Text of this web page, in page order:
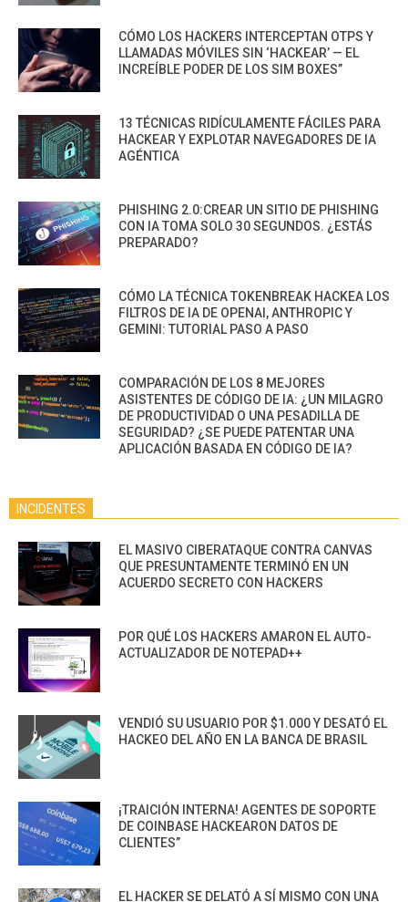
CÓMO LOS HACKERS INTERCEPTAN OTPS Y
LLAMADAS MÓVILES SIN ‘HACKEAR’ — EL
INCREÍBLE PODER DE LOS SIM BOXES”
13 TÉCNICAS RIDÍCULAMENTE FÁCILES PARA
HACKEAR Y EXPLOTAR NAVEGADORES DE IA
AGÉNTICA
PHISHING 2.0:CREAR UN SITIO DE PHISHING
CON IA TOMA SOLO 30 SEGUNDOS. ¿ESTÁS
PREPARADO?
CÓMO LA TÉCNICA TOKENBREAK HACKEA LOS
FILTROS DE IA DE OPENAI, ANTHROPIC Y
GEMINI: TUTORIAL PASO A PASO
COMPARACIÓN DE LOS 8 MEJORES
ASISTENTES DE CÓDIGO DE IA: ¿UN MILAGRO
DE PRODUCTIVIDAD O UNA PESADILLA DE
SEGURIDAD? ¿SE PUEDE PATENTAR UNA
APLICACIÓN BASADA EN CÓDIGO DE IA?
INCIDENTES
EL MASIVO CIBERATAQUE CONTRA CANVAS
QUE PRESUNTAMENTE TERMINÓ EN UN
ACUERDO SECRETO CON HACKERS
POR QUÉ LOS HACKERS AMARON EL AUTO-
ACTUALIZADOR DE NOTEPAD++
VENDIÓ SU USUARIO POR $1.000 Y DESATÓ EL
HACKEO DEL AÑO EN LA BANCA DE BRASIL
¡TRAICIÓN INTERNA! AGENTES DE SOPORTE
DE COINBASE HACKEARON DATOS DE
CLIENTES”
EL HACKER SE DELATÓ A SÍ MISMO CON UNA